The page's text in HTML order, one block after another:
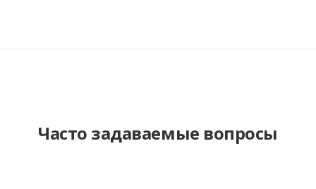
Часто задаваемые вопросы